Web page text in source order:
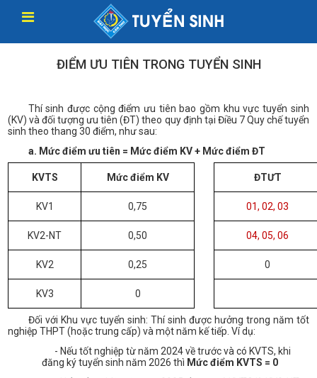
ĐIỂM ƯU TIÊN TRONG TUYỂN SINH
Thí sinh được cộng điểm ưu tiên bao gồm khu vực tuyển sinh
(KV) và đối tượng ưu tiên (ĐT)theo quy định tại Điều 7 Quy chế tuyển
sinh theo thang 30 điểm, như sau:
a. Mức điểm ưu tiên = Mức điểm KV + Mức điểm ĐT
KVTS Mức điểm KV ĐTƯT
KV1 0,75 01, 02, 03
KV2-NT 0,50 04, 05, 06
KV2 0,25 0
KV3 0
Đối với Khu vực tuyển sinh: Thí sinh được hưởng trong năm tốt
nghiệp THPT (hoặc trung cấp) và một năm kế tiếp. Ví dụ:
- Nếu tốt nghiệp từ năm 2024 về trước và có KVTS, khi
đăng ký tuyển sinh năm 2026 thì Mức điểm KVTS = 0